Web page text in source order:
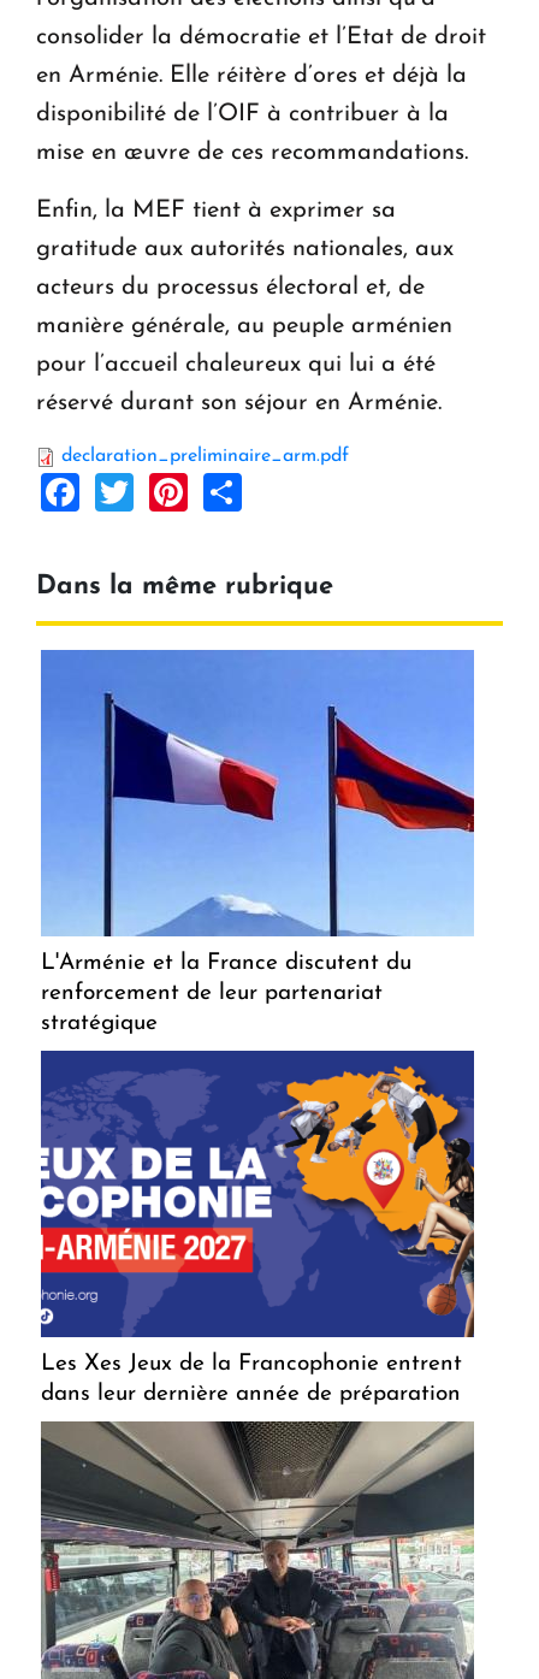
consolider la démocratie et l’Etat de droit
en Arménie. Elle réitère d’ores et déjà la
disponibilité de l’OIF à contribuer à la
mise en œuvre de ces recommandations.
Enfin, la MEF tient à exprimer sa
gratitude aux autorités nationales, aux
acteurs du processus électoral et, de
manière générale, au peuple arménien
pour l’accueil chaleureux qui lui a été
réservé durant son séjour en Arménie.
declaration_preliminaire_arm.pdf
Facebook
TwitterPinterest
Dans la même rubrique
L'Arménie et la France discutent du
renforcement de leur partenariat
stratégique
Les Xes Jeux de la Francophonie entrent
dans leur dernière année de préparation